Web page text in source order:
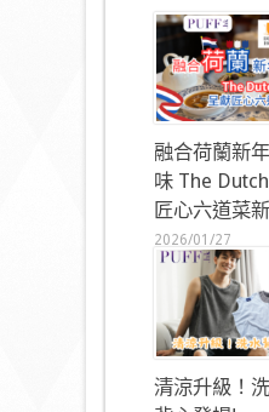
融合荷蘭新
味 The
匠心六道菜
2026/01/27
清涼升級！